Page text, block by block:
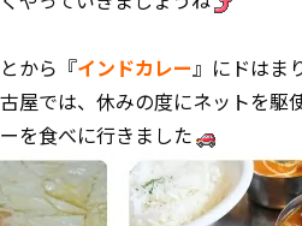
から『インドカレー』にドはま
屋では、休みの度にネットを駆
を食べに行きました